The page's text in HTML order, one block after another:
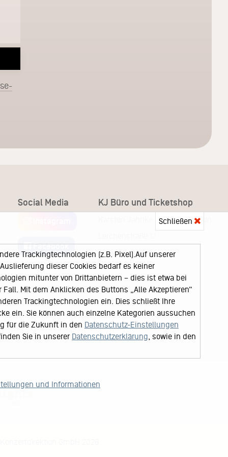
Social Media
Facebook
KJ Büro und Ticketshop
Karsten Jahnke Konzertdirektion
22767 Hamburg
Schließen
Trackingtechnologien (z.B. Pixel).Auf unserer
dieser Cookies bedarf es keiner
mitunter von Drittanbietern – dies ist etwa bei
Mit dem Anklicken des Buttons „Alle Akzeptieren“
Trackingtechnologien ein. Dies schließt Ihre
ein. Sie können auch einzelne Kategorien aussuchen
für die Zukunft in den Datenschutz-Einstellungen
Sie in unserer Datenschutzerklärung , sowie in den
und Informationen